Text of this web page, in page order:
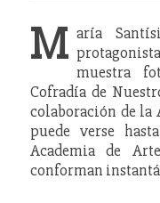
M aría
muestra
Cofradía de
colaboración de la
puede verse
Academia de
conforman